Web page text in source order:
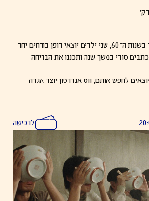
באי קטן בניו אינגלנד בשנות ה־60, שני ילדים יוצאי דופן בורחים יחד
סודי במשך שנה ותכננו את הבריחה
לחפש אותם, ווס אנדרסון יוצר אגדה
לרכישה